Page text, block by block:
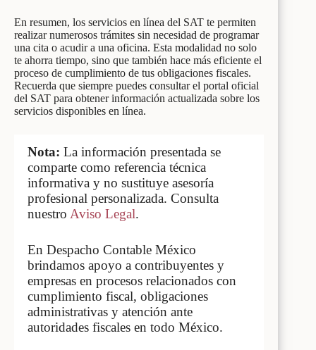
En resumen, los servicios en línea del SAT te permiten
realizar numerosos trámites sin necesidad de programar
una cita o acudir a una oficina. Esta modalidad no solo
te ahorra tiempo, sino que también hace más eficiente el
proceso de cumplimiento de tus obligaciones fiscales.
Recuerda que siempre puedes consultar el portal oficial
del SAT para obtener información actualizada sobre los
servicios disponibles en línea.
Nota: La información presentada se
comparte como referencia técnica
informativa y no sustituye asesoría
profesional personalizada. Consulta
nuestro Aviso Legal.
En Despacho Contable México
brindamos apoyo a contribuyentes y
empresas en procesos relacionados con
cumplimiento fiscal, obligaciones
administrativas y atención ante
autoridades fiscales en todo México.